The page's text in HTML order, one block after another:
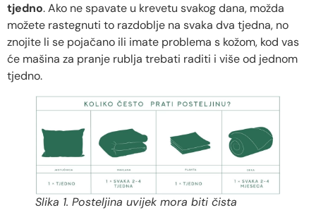
tjedno. Ako ne spavate u krevetu svakog dana, možda
možete rastegnuti to razdoblje na svaka dva tjedna, no
znojite li se pojačano ili imate problema s kožom, kod vas
će mašina za pranje rublja trebati raditi i više od jednom
tjedno.
Slika 1. Posteljina uvijek mora biti čista